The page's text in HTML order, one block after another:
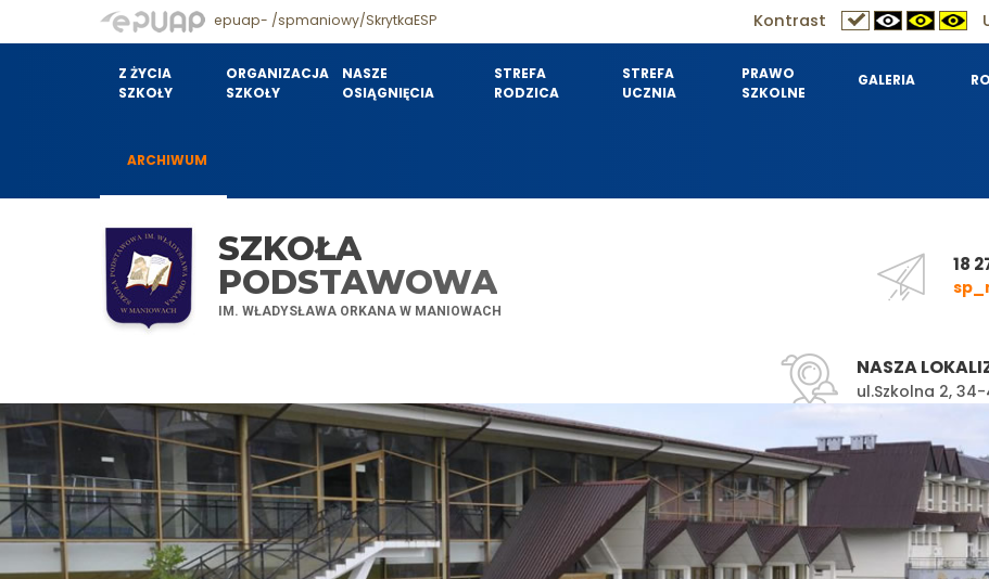
epuap- /spmaniowy/SkrytkaESP Kontrast
Z ŻYCIA
SZKOŁY
ORGANIZACJA
SZKOŁY
NASZE
OSIĄGNIĘCIA
STREFA
RODZICA
STREFA
UCZNIA
PRAWO
SZKOLNE
GALERIA
ARCHIWUM
SZKOŁA
PODSTAWOWA
IM. WŁADYSŁAWA ORKANA W MANIOWACH
18
NASZA
ul.Szkolna 2,